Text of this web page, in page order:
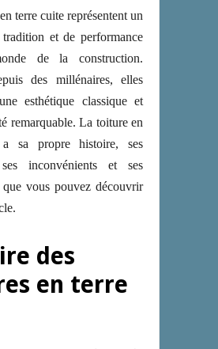
terre cuite représentent un
et de performance
de la construction.
des millénaires, elles
esthétique classique et
remarquable. La toiture en
sa propre histoire, ses
ses inconvénients et ses
que vous pouvez découvrir
des
en terre